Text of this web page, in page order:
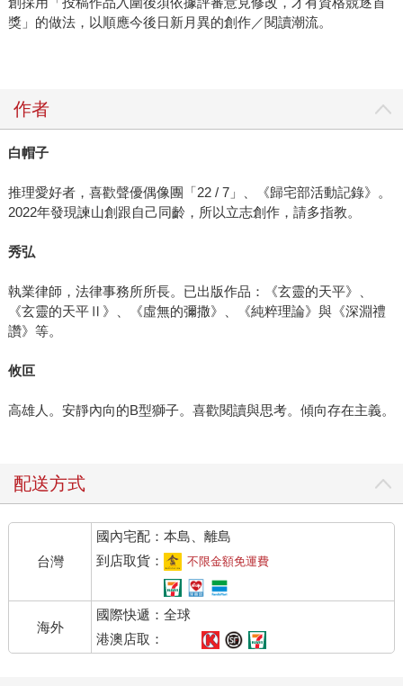
獎」的做法，以順應今後日新月異的創作／閱讀潮流。
作者
白帽子
推理愛好者，喜歡聲優偶像團「22 / 7」、《歸宅部活動記錄》。
2022年發現諫山創跟自己同齡，所以立志創作，請多指教。
秀弘
執業律師，法律事務所所長。已出版作品：《玄靈的天平》、
《玄靈的天平Ⅱ》、《虛無的彌撒》、《純粹理論》與《深淵禮
讚》等。
攸叵
高雄人。安靜內向的B型獅子。喜歡閱讀與思考。傾向存在主義。
配送方式
台灣
國內宅配：本島、離島
到店取貨：
不限金額免運費
海外
國際快遞：全球
港澳店取：